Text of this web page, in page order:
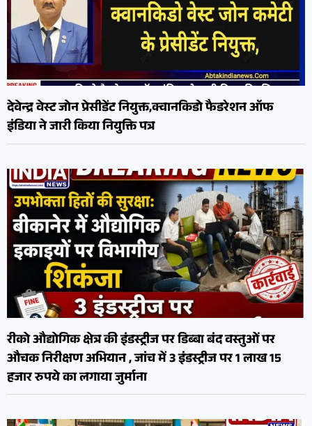
देवेन्द्र वेस्ट जोन प्रेसीडेंट नियुक्त,क्वानकिडो फैडरेशन ऑफ
इंडिया ने जारी किया नियुक्ति पत्र
रीको औद्योगिक क्षेत्र की इंडस्ट्रीज पर डिब्बा बंद वस्तुओं पर
औचक निरीक्षण अभियान , जांच में 3 इंडस्ट्रीज पर 1 लाख 15
हजार रुपये का लगाया जुर्माना